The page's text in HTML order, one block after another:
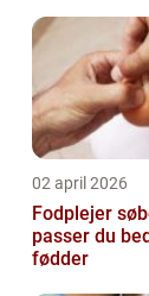
02 april 2026
Fodplejer søborg
passer du
fødder